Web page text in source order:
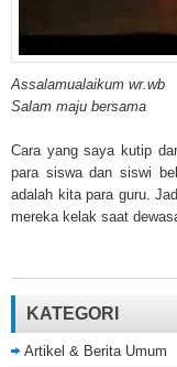
Assalamualaikum wr.wb
Salam maju bersama
Cara yang saya kutip
para siswa dan siswi
adalah kita para guru.
mereka kelak saat
KATEGORI
Artikel & Berita Umum